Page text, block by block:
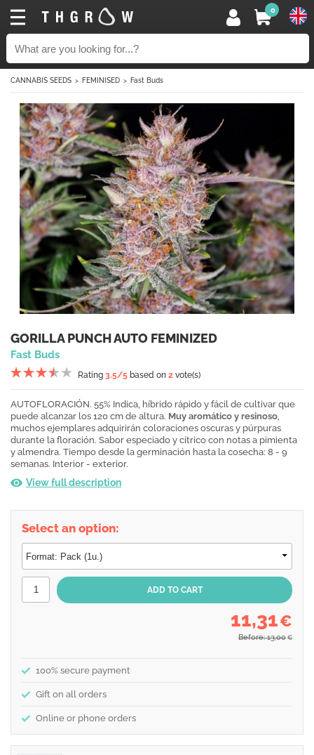
0
CANNABIS SEEDS FEMINISED Fast Buds
GORILLA PUNCH AUTO FEMINIZED
Fast Buds
Rating 3.5/5 based on 2 vote(s)
AUTOFLORACIÓN. 55% Indica, híbrido rápido y fácil de cultivar que
puede alcanzar los 120 cm de altura. Muy aromático y resinoso,
muchos ejemplares adquirirán coloraciones oscuras y púrpuras
durante la floración. Sabor especiado y cítrico con notas a pimienta
y almendra. Tiempo desde la germinación hasta la cosecha: 8 - 9
semanas. Interior - exterior.
View full description
Select an option:
11,31€
Before: 13,00 €
100% secure payment
Gift on all orders
Online or phone orders